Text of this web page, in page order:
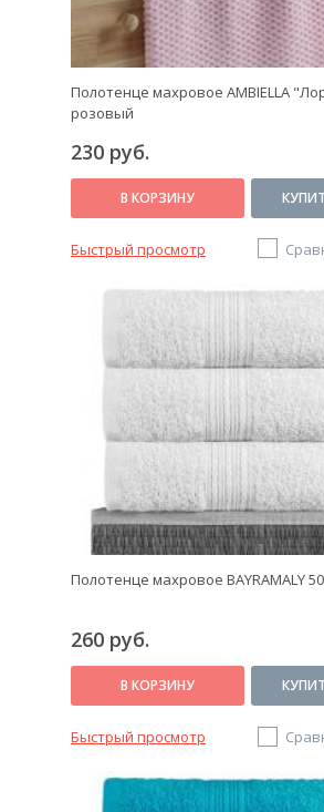
Полотенце махровое AMBIELLA
розовый
230 руб.
В КОРЗИНУ
Быстрый просмотр
Полотенце махровое BAYRAMALY
260 руб.
В КОРЗИНУ
Быстрый просмотр